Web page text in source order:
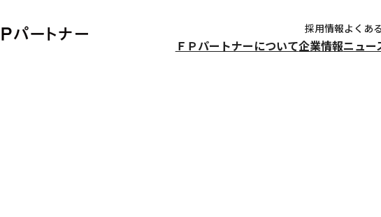
採用情報よくあ
ＦＰパートナーについて企業情報ニュー